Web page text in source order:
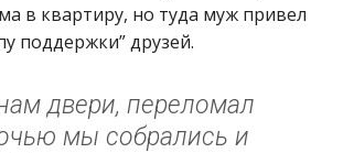
в квартиру, но туда муж привел
поддержки” друзей.
двери, переломал
мы собрались и